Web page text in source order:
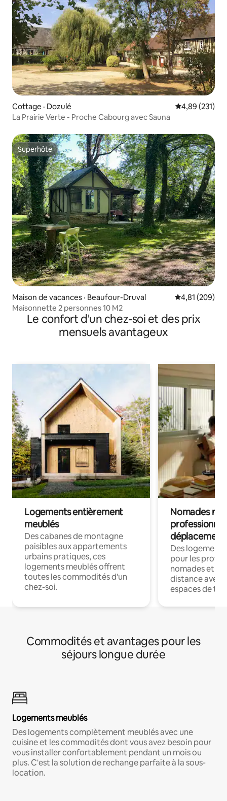
Cottage · Dozulé Note
4,89 (231)
La Prairie Verte - Proche Cabourg avec Sauna
Superhôte
Superhôte
Maison de vacances · Beaufour-Druval Note
4,81 (209)
Maisonnette 2 personnes 10 M2
Le confort d'un chez-soi et des prix
mensuels avantageux
Logements entièrement
meublés
Des cabanes de montagne
paisibles aux appartements
urbains pratiques, ces
logements meublés offrent
toutes les commodités d'un
chez-soi.
Nomades
déplacement
Des
pour les
nomades et
distance avec
espaces de
Commodités et avantages pour les
séjours longue durée
Logements meublés
Des logements complètement meublés avec une
cuisine et les commodités dont vous avez besoin pour
vous installer confortablement pendant un mois ou
plus. C'est la solution de rechange parfaite à la sous-
location.